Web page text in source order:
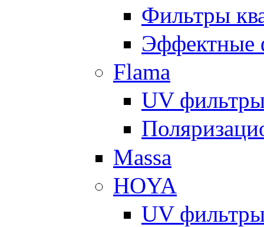
Фильтры
Эффектные
Flama
UV
Massa
HOYA
UV